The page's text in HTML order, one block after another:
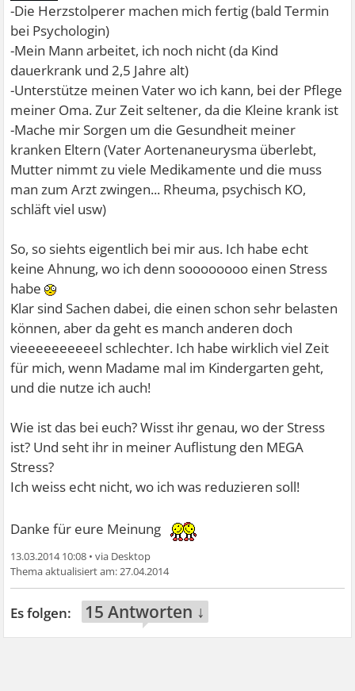
-Die Herzstolperer machen mich fertig (bald Termin
bei Psychologin)
-Mein Mann arbeitet, ich noch nicht (da Kind
dauerkrank und 2,5 Jahre alt)
-Unterstütze meinen Vater wo ich kann, bei der Pflege
meiner Oma. Zur Zeit seltener, da die Kleine krank ist
-Mache mir Sorgen um die Gesundheit meiner
kranken Eltern (Vater Aortenaneurysma überlebt,
Mutter nimmt zu viele Medikamente und die muss
man zum Arzt zwingen... Rheuma, psychisch KO,
schläft viel usw)
So, so siehts eigentlich bei mir aus. Ich habe echt
keine Ahnung, wo ich denn soooooooo einen Stress
habe
Klar sind Sachen dabei, die einen schon sehr belasten
können, aber da geht es manch anderen doch
vieeeeeeeeeel schlechter. Ich habe wirklich viel Zeit
für mich, wenn Madame mal im Kindergarten geht,
und die nutze ich auch!
Wie ist das bei euch? Wisst ihr genau, wo der Stress
ist? Und seht ihr in meiner Auflistung den MEGA
Stress?
Ich weiss echt nicht, wo ich was reduzieren soll!
Danke für eure Meinung
13.03.2014 10:08 •
27.04.2014
15 Antworten ↓